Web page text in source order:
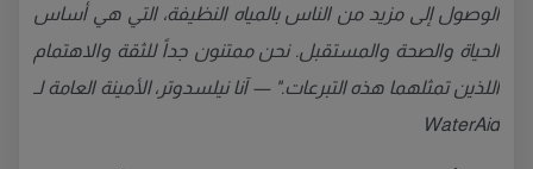
الوصول إلى مزيد من الناس بالمياه النظيفة، التي هي أساس
الحياة والصحة والمستقبل. نحن ممتنون جداً للثقة والاهتمام
اللذين تمثلهما هذه التبرعات." — آنا نيلسدوتر، الأمينة العامة لـ
WaterAid